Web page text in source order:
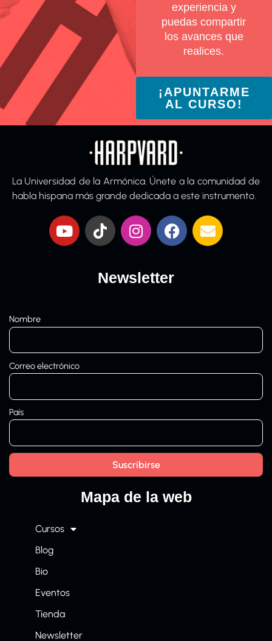
experiencia y
puedas compartir
los avances que
realices.
¡APUNTARME
AL CURSO!
La Universidad de la Armónica. Únete a la comunidad de
habla hispana más grande dedicada a este instrumento.
Newsletter
Nombre
Correo electrónico
País
Mapa de la web
Cursos
Blog
Bio
Eventos
Tienda
Newsletter